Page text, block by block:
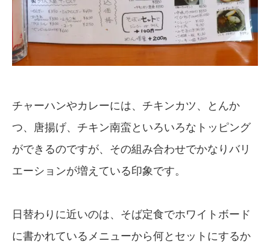
チャーハンやカレーには、チキンカツ、とんか
つ、唐揚げ、チキン南蛮といろいろなトッピング
ができるのですが、その組み合わせでかなりバリ
エーションが増えている印象です。
日替わりに近いのは、そば定食でホワイトボード
に書かれているメニューから何とセットにするか